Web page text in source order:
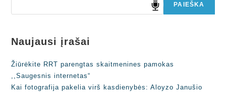
PAIEŠKA
Naujausi įrašai
Žiūrėkite RRT parengtas skaitmenines pamokas
,,Saugesnis internetas“
Kai fotografija pakelia virš kasdienybės: Aloyzo Janušio